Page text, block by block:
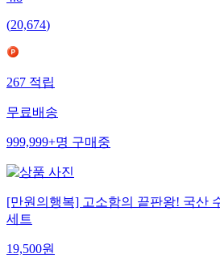
(20,674)
267 적립
무료배송
999,999+명 구매중
[만원의행복] 고소함의 끝판왕! 국산
세트
19,500원